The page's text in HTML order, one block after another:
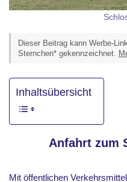
Dieser Beitrag kann Werbe-
Sternchen* gekennzeichnet.
Inhaltsübersicht
Anfahrt zum
Mit öffentlichen